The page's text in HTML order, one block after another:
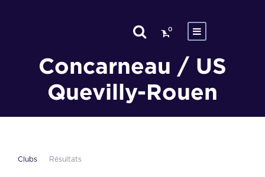
0
Concarneau / US
Quevilly-Rouen
Clubs Résultats